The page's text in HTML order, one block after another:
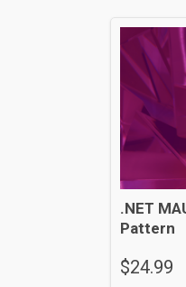
.NET
Pattern
$24.99